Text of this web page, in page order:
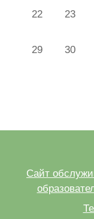
Нет
22 Нет
23
Нет событий,
29 Нет
30
Сайт